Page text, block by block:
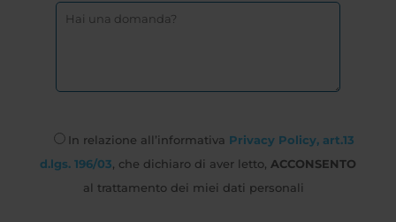
In relazione all’informativa Privacy Policy, art.13
d.lgs. 196/03 , che dichiaro di aver letto, ACCONSENTO
al trattamento dei miei dati personali